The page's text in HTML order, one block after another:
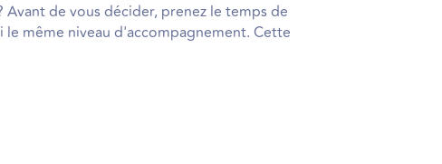
Avant de vous décider, prenez le temps de
même niveau d'accompagnement. Cette